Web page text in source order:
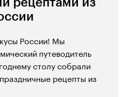
России! Мы
путеводитель
столу собрали
рецепты из